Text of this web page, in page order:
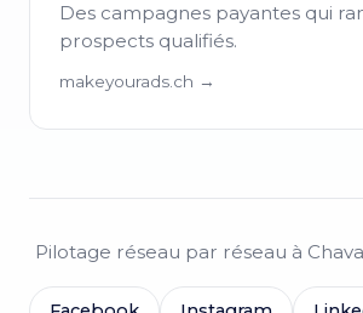
Des campagnes payantes qui
prospects qualifiés.
makeyourads.ch →
Pilotage réseau par réseau à